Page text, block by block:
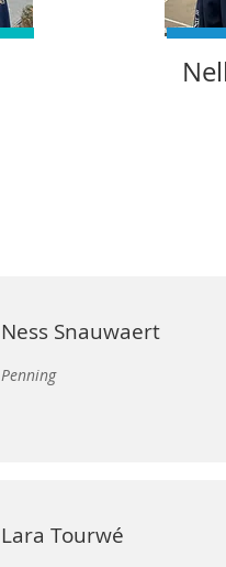
Ness Snauwaert
Penning
Lara Tourwé